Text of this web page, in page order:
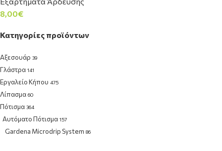
Κατηγορίες προϊόντων
Αξεσουάρ 39
Γλάστρα 141
Εργαλείο Κήπου 475
Λίπασμα 60
Πότισμα 364
Αυτόματο Πότισμα 157
Gardena Microdrip System 86
8,00€